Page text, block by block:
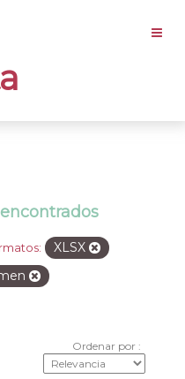
XLSX
Ordenar por